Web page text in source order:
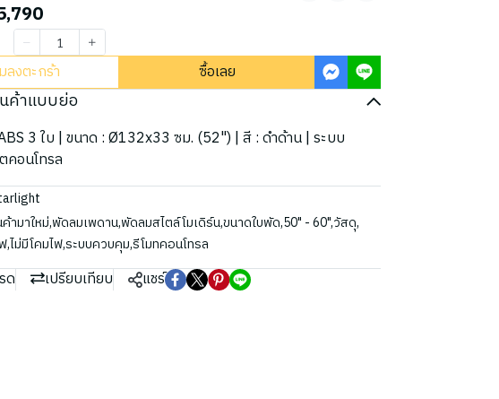
ลงตะกร้า ซื้อเลย
ค้าแบบย่อ
3 ใบ | ขนาด : Ø132x33 ซม. (52") | สี : ดำด้าน | ระบบ
คอนโทรล
ามาใหม่,พัดลมเพดาน,พัดลมสไตล์โมเดิร์น,ขนาดใบพัด,50" - 60",วัสดุ,
,ไม่มีโคมไฟ,ระบบควบคุม,รีโมทคอนโทรล
ด เปรียบเทียบ แชร์